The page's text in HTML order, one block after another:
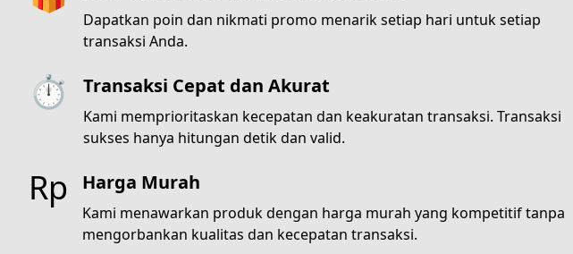
Dapatkan poin dan nikmati promo menarik setiap hari untuk setiap
transaksi Anda.
⏱️ Transaksi Cepat dan Akurat
Kami memprioritaskan kecepatan dan keakuratan transaksi. Transaksi
sukses hanya hitungan detik dan valid.
Rp Harga Murah
Kami menawarkan produk dengan harga murah yang kompetitif tanpa
mengorbankan kualitas dan kecepatan transaksi.